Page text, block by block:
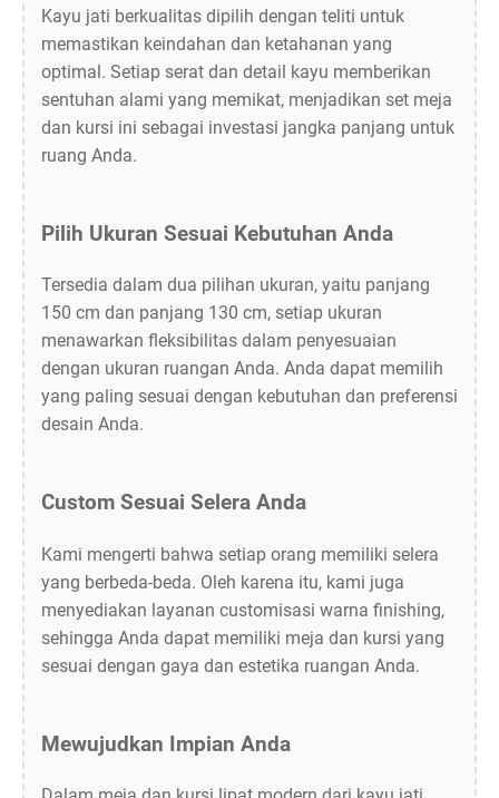
Kayu jati berkualitas dipilih dengan teliti untuk
memastikan keindahan dan ketahanan yang
optimal. Setiap serat dan detail kayu memberikan
sentuhan alami yang memikat, menjadikan set meja
dan kursi ini sebagai investasi jangka panjang untuk
ruang Anda.
Pilih Ukuran Sesuai Kebutuhan Anda
Tersedia dalam dua pilihan ukuran, yaitu panjang
150 cm dan panjang 130 cm, setiap ukuran
menawarkan fleksibilitas dalam penyesuaian
dengan ukuran ruangan Anda. Anda dapat memilih
yang paling sesuai dengan kebutuhan dan preferensi
desain Anda.
Custom Sesuai Selera Anda
Kami mengerti bahwa setiap orang memiliki selera
yang berbeda-beda. Oleh karena itu, kami juga
menyediakan layanan customisasi warna finishing,
sehingga Anda dapat memiliki meja dan kursi yang
sesuai dengan gaya dan estetika ruangan Anda.
Mewujudkan Impian Anda